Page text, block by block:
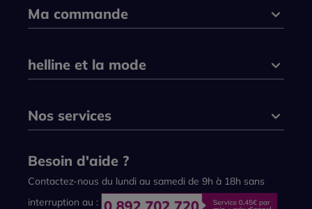
Ma commande
helline et la mode
Nos services
Besoin d'aide ?
Contactez-nous du lundi au samedi de 9h à 18h sans
interruption au :